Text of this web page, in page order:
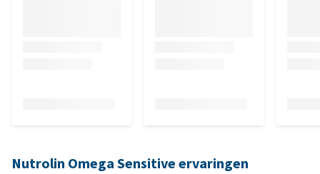
Nutrolin Omega Sensitive ervaringen